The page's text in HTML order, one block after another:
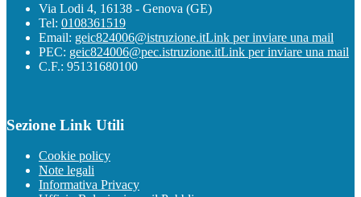
Via Lodi 4, 16138 - Genova (GE)
Tel: 0108361519
Email: geic824006@istruzione.itLink per inviare una mail
PEC: geic824006@pec.istruzione.itLink per inviare una mail
C.F.: 95131680100
Sezione Link Utili
Cookie policy
Note legali
Informativa Privacy